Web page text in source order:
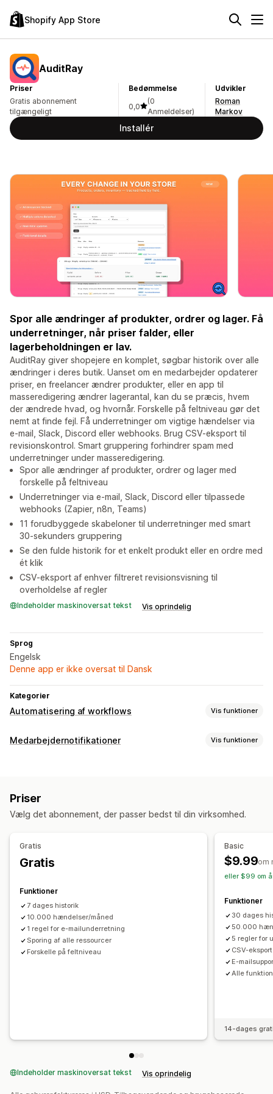
Shopify App Store
AuditRay
Priser
Gratis abonnement
tilgængeligt
Bedømmelse
0,0
(0
Anmeldelser)
Udvikler
Roman
Markov
Installér
Spor alle ændringer af produkter, ordrer og lager. Få
underretninger, når priser falder, eller
lagerbeholdningen er lav.
AuditRay giver shopejere en komplet, søgbar historik over alle
ændringer i deres butik. Uanset om en medarbejder opdaterer
priser, en freelancer ændrer produkter, eller en app til
masseredigering ændrer lagerantal, kan du se præcis, hvem
der ændrede hvad, og hvornår. Forskelle på feltniveau gør det
nemt at finde fejl. Få underretninger om vigtige hændelser via
e-mail, Slack, Discord eller webhooks. Brug CSV-eksport til
revisionskontrol. Smart gruppering forhindrer spam med
underretninger under masseredigering.
Spor alle ændringer af produkter, ordrer og lager med
forskelle på feltniveau
Underretninger via e-mail, Slack, Discord eller tilpassede
webhooks (Zapier, n8n, Teams)
11 forudbyggede skabeloner til underretninger med smart
30-sekunders gruppering
Se den fulde historik for et enkelt produkt eller en ordre med
ét klik
CSV-eksport af enhver filtreret revisionsvisning til
overholdelse af regler
Indeholder maskinoversat tekst Vis oprindelig
Sprog
Engelsk
Denne app er ikke oversat til Dansk
Kategorier
Automatisering af workflows Vis funktioner
Automatiseringsopgaver
Tilpasning
Planlagte opgaver
Medarbejdernotifikationer Vis funktioner
Tilpassede underretninger
Priser
Vælg det abonnement, der passer bedst til din virksomhed.
Gratis
Gratis
Funktioner
7 dages historik
10.000 hændelser/måned
1 regel for e-mailunderretning
Sporing af alle ressourcer
Forskelle på feltniveau
Basic
$9.99om
eller $99 om
Funktioner
30 dages
50.000
5 regler for
CSV-eksport
E-
Alle
14-dages
Indeholder maskinoversat tekst Vis oprindelig